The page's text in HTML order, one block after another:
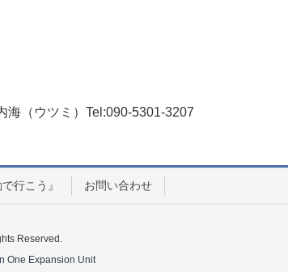
海（ウツミ）Tel:090-5301-3207
行こう』 お問い合わせ
Reserved.
One Expansion Unit